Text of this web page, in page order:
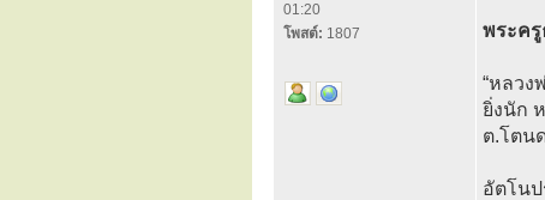
01:20
โพสต์: 1807 พระครู
“หลวง
ยิ่งนัก
ต.โตน
อัตโน